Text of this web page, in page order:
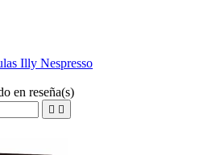
Illy Nespresso
en reseña(s)
 